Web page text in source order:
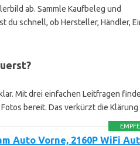
ab. Sammle Kaufbeleg und
du schnell, ob Hersteller, Händler,
Mit drei einfachen Leitfragen
bereit. Das verkürzt die
Auto Vorne, 2160P WiFi